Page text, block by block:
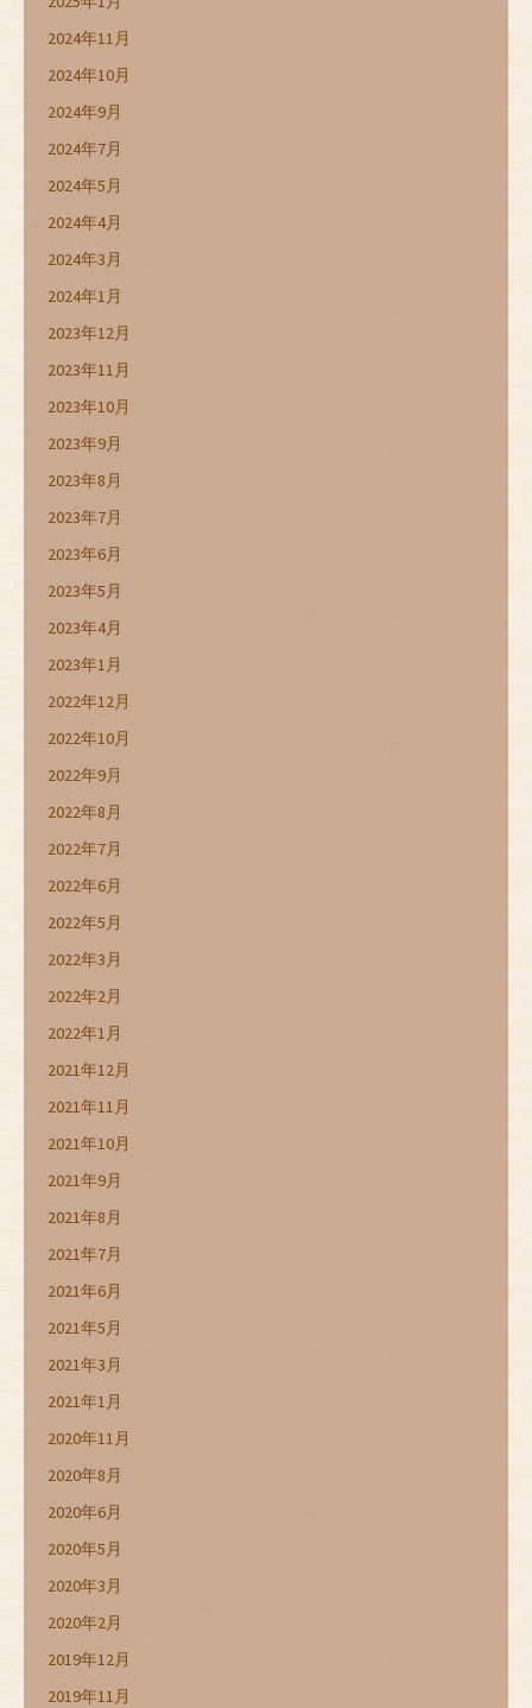
2024年11月
2024年10月
2024年9月
2024年7月
2024年5月
2024年4月
2024年3月
2024年1月
2023年12月
2023年11月
2023年10月
2023年9月
2023年8月
2023年7月
2023年6月
2023年5月
2023年4月
2023年1月
2022年12月
2022年10月
2022年9月
2022年8月
2022年7月
2022年6月
2022年5月
2022年3月
2022年2月
2022年1月
2021年12月
2021年11月
2021年10月
2021年9月
2021年8月
2021年7月
2021年6月
2021年5月
2021年3月
2021年1月
2020年11月
2020年8月
2020年6月
2020年5月
2020年3月
2020年2月
2019年12月
2019年11月